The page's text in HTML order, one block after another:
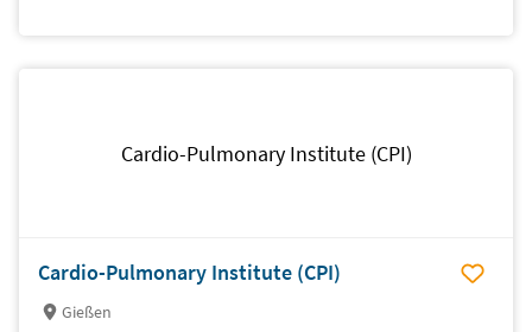
Cardio-Pulmonary Institute (CPI)
Cardio-Pulmonary Institute (CPI)
Gießen